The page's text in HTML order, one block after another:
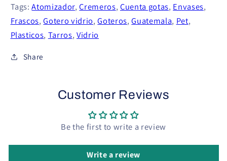
Tags:Atomizador,Cremeros,Cuenta gotas, Envases,
Frascos,Gotero vidrio,Goteros,Guatemala, Pet,
Plasticos, Tarros,Vidrio
Share
Customer Reviews
Be the first to write a review
Write a review